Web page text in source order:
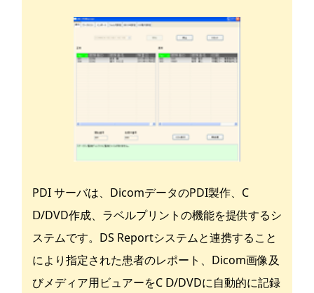
PDI サーバは、DicomデータのPDI製作、C
Ⅾ/DVD作成、ラベルプリントの機能を提供するシ
ステムです。DS Reportシステムと連携すること
により指定された患者のレポート、Dicom画像及
びメディア用ビュアーをC Ⅾ/DVDに自動的に記録